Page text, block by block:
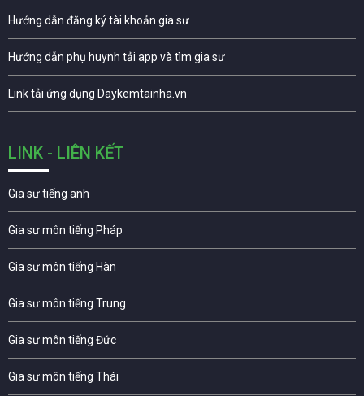
Hướng dẫn đăng ký tài khoản gia sư
Hướng dẫn phụ huynh tải app và tìm gia sư
Link tải ứng dụng Daykemtainha.vn
LINK - LIÊN KẾT
Gia sư tiếng anh
Gia sư môn tiếng Pháp
Gia sư môn tiếng Hàn
Gia sư môn tiếng Trung
Gia sư môn tiếng Đức
Gia sư môn tiếng Thái